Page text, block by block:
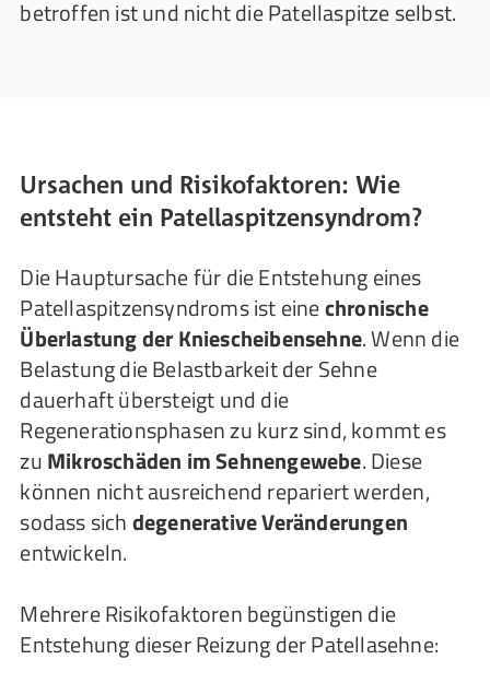
betroffen ist und nicht die Patellaspitze selbst.
Ursachen und Risikofaktoren: Wie
entsteht ein Patellaspitzensyndrom?
Die Hauptursache für die Entstehung eines
Patellaspitzensyndroms ist einechronische
Überlastung der Kniescheibensehne. Wenn die
Belastung die Belastbarkeit der Sehne
dauerhaft übersteigt und die
Regenerationsphasen zu kurz sind, kommt es
zuMikroschäden im Sehnengewebe. Diese
können nicht ausreichend repariert werden,
sodass sichdegenerative Veränderungen
entwickeln.
Mehrere Risikofaktoren begünstigen die
Entstehung dieser Reizung der Patellasehne: